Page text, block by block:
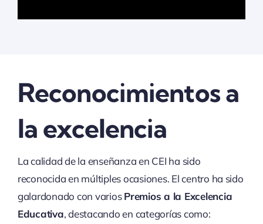
Reconocimientos a
la excelencia
La calidad de la enseñanza en CEI ha sido
reconocida en múltiples ocasiones. El centro ha sido
galardonado con variosPremios a la Excelencia
Educativa, destacando en categorías como: